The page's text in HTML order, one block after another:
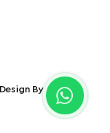
Design By362